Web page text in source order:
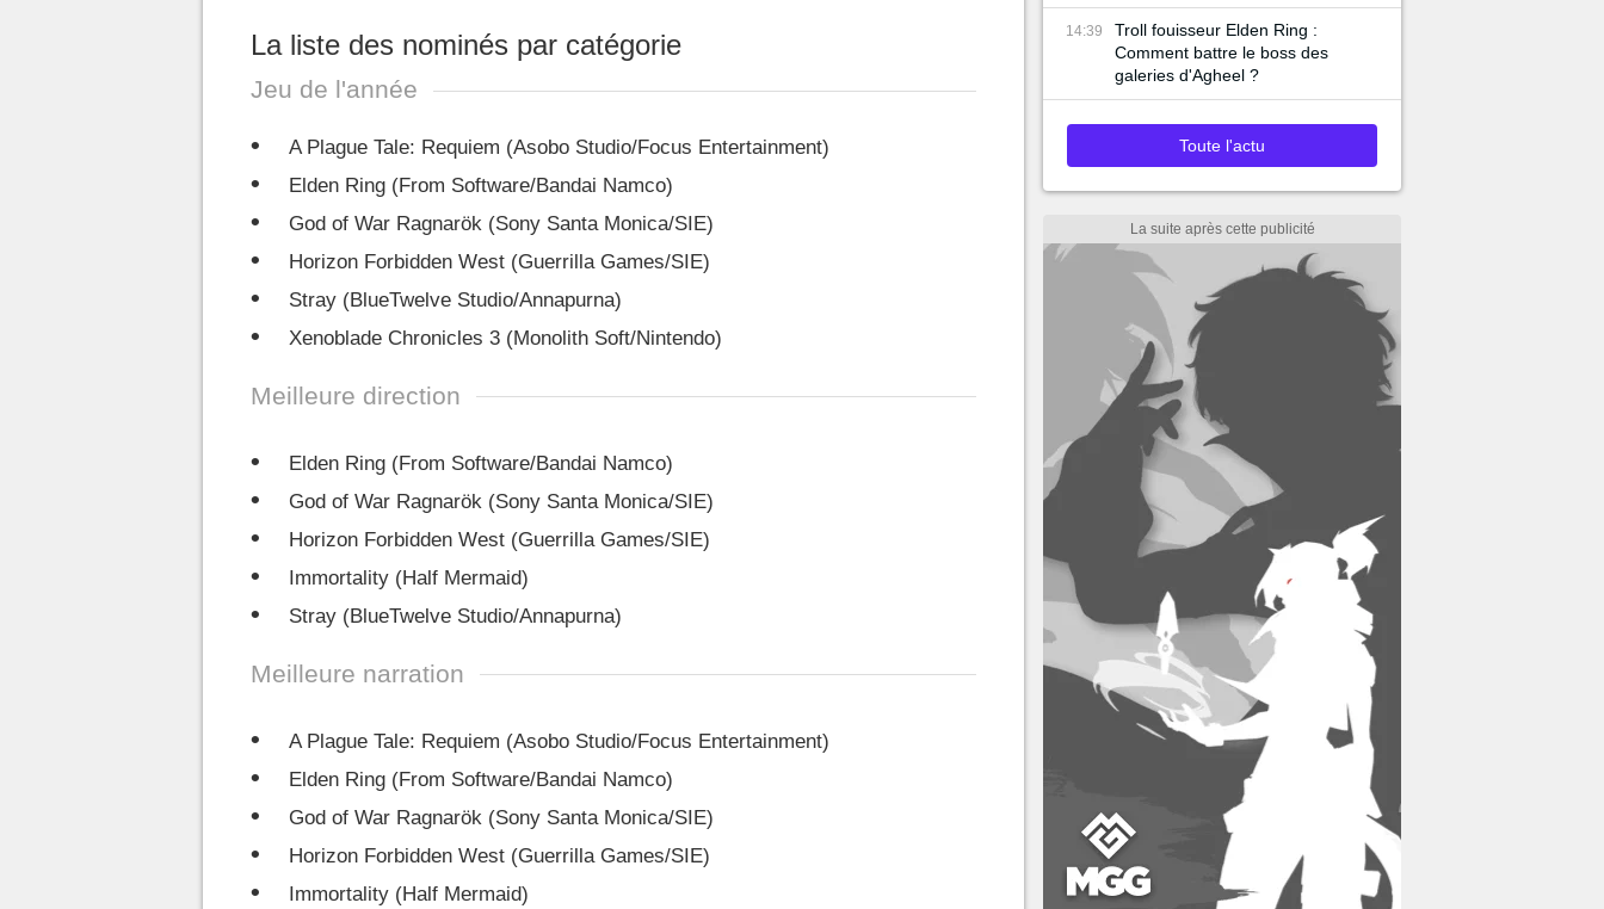
La liste des nominés par catégorie
Jeu de l'année
A Plague Tale: Requiem (Asobo Studio/Focus Entertainment)
Elden Ring (From Software/Bandai Namco)
God of War Ragnarök (Sony Santa Monica/SIE)
Horizon Forbidden West (Guerrilla Games/SIE)
Stray (BlueTwelve Studio/Annapurna)
Xenoblade Chronicles 3 (Monolith Soft/Nintendo)
Meilleure direction
Elden Ring (From Software/Bandai Namco)
God of War Ragnarök (Sony Santa Monica/SIE)
Horizon Forbidden West (Guerrilla Games/SIE)
Immortality (Half Mermaid)
Stray (BlueTwelve Studio/Annapurna)
Meilleure narration
A Plague Tale: Requiem (Asobo Studio/Focus Entertainment)
Elden Ring (From Software/Bandai Namco)
God of War Ragnarök (Sony Santa Monica/SIE)
Horizon Forbidden West (Guerrilla Games/SIE)
Immortality (Half Mermaid)
14:39
Troll fouisseur Elden Ring :
Comment battre le boss des
galeries d'Agheel ?
Toute l'actu